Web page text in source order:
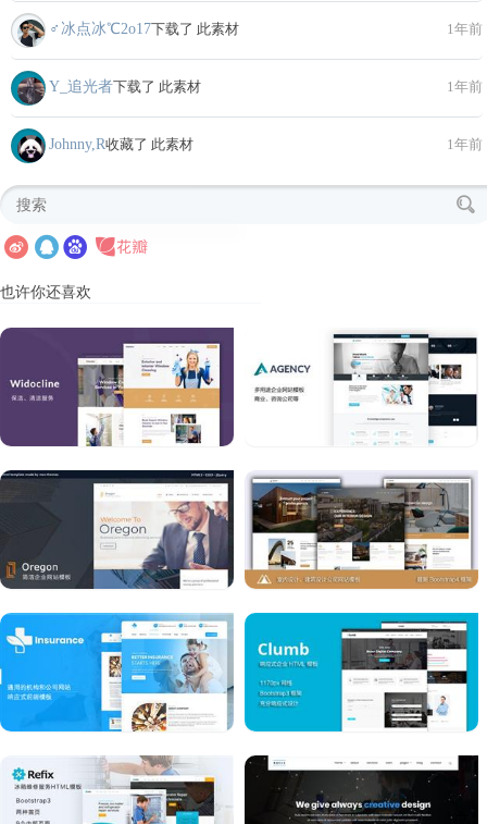
♂冰点冰℃2o17下载了 此素材 1年前
Y_追光者下载了 此素材 1年前
Johnny,R收藏了 此素材 1年前
也许你还喜欢